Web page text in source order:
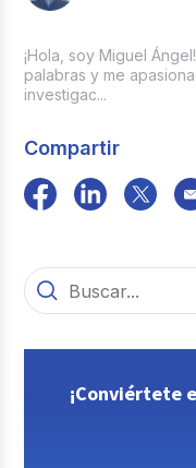
¡Hola, soy Miguel
palabras y me
investigac...
Compartir
¡Conviértete